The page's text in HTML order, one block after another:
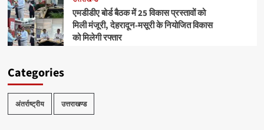
एमडीडीए बोर्ड बैठक में 25 विकास प्रस्तावों को
मिली मंजूरी, देहरादून-मसूरी के नियोजित विकास
को मिलेगी रफ्तार
Categories
अंतर्राष्ट्रीय उत्तराखण्ड